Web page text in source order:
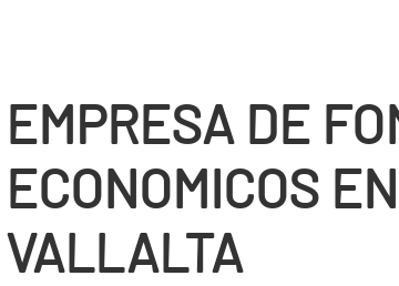
EMPRESA DE
ECONOMICOS
VALLALTA